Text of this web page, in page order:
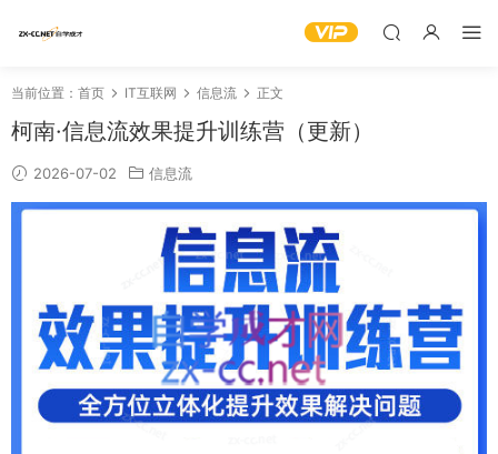
当前位置： 首页 IT互联网 信息流 正文
柯南·信息流效果提升训练营（更新）
2026-07-02 信息流